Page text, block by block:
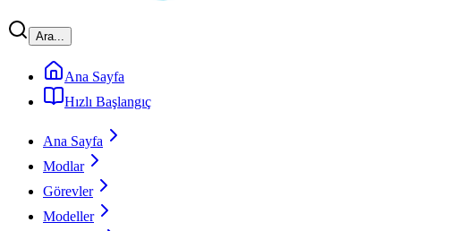
Ara...
Ana Sayfa
Hızlı Başlangıç
Ana Sayfa
Modlar
Görevler
Modeller